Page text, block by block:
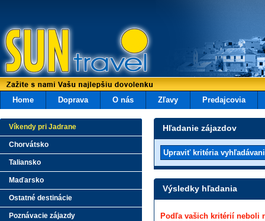
Home Doprava O nás Zľavy Predajcovia
Hľadanie zájazdov
Výsledky hľadania
Podľa vašich kritérií neboli
Víkendy pri Jadrane
Chorvátsko
Taliansko
Maďarsko
Ostatné destinácie
Poznávacie zájazdy